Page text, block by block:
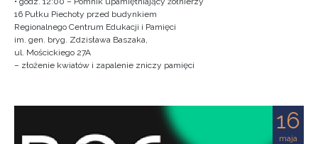
16 Pułku Piechoty przed budynkiem
Regionalnego Centrum Edukacji i Pamięci
im. gen. bryg. Zdzisława Baszaka,
ul. Mościckiego 27A
– złożenie kwiatów i zapalenie zniczy pamięci
16
maja